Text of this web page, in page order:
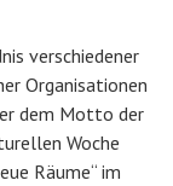
verschiedener
Organisationen
dem Motto der
Woche
Räume“ im